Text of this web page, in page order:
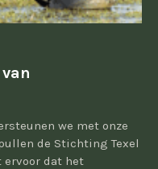
we met onze
de Stichting Texel
ervoor dat het